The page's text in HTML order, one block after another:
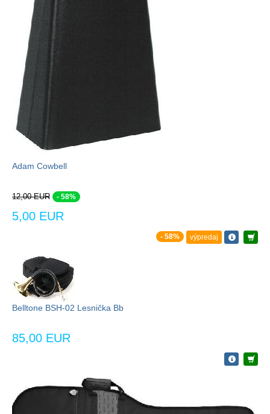
Adam Cowbell
12,00 EUR - 58%
5,00 EUR
- 58% výpredaj
Belltone BSH-02 Lesnička Bb
85,00 EUR